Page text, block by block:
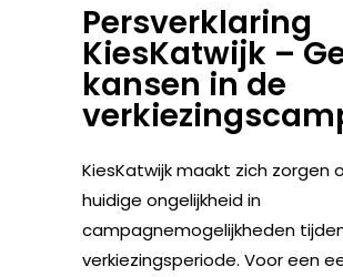
Persverklaring
KiesKatwijk –
kansen in de
KiesKatwijk maakt zich zorgen
huidige ongelijkheid in
campagnemogelijkheden
verkiezingsperiode. Voor een